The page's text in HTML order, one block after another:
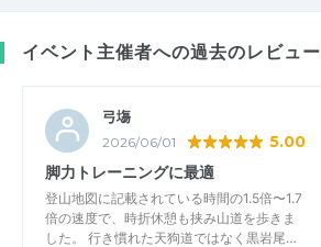
イベント主催者への過去のレビュー
弓塲
2026/06/01 5.00
脚力トレーニングに最適
登山地図に記載されている時間の1.5倍〜1.7
倍の速度で、時折休憩も挟み山道を歩きま
した。 行き慣れた天狗道ではなく黒岩尾…